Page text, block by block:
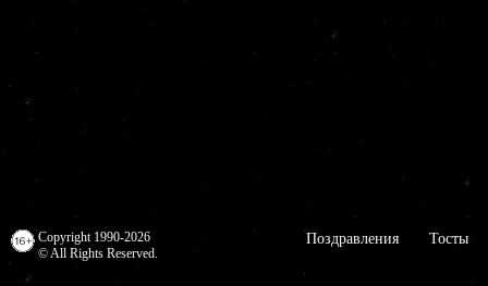
Copyright 1990-2026
© All Rights Reserved.
Поздравления Тосты